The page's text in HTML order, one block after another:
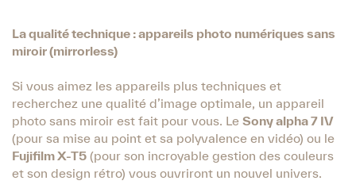
La qualité technique : appareils photo numériques sans
miroir (mirrorless)
Si vous aimez les appareils plus techniques et
recherchez une qualité d’image optimale, un appareil
photo sans miroir est fait pour vous. Le Sony alpha 7 IV
(pour sa mise au point et sa polyvalence en vidéo) ou le
Fujifilm X-T5 (pour son incroyable gestion des couleurs
et son design rétro) vous ouvriront un nouvel univers.